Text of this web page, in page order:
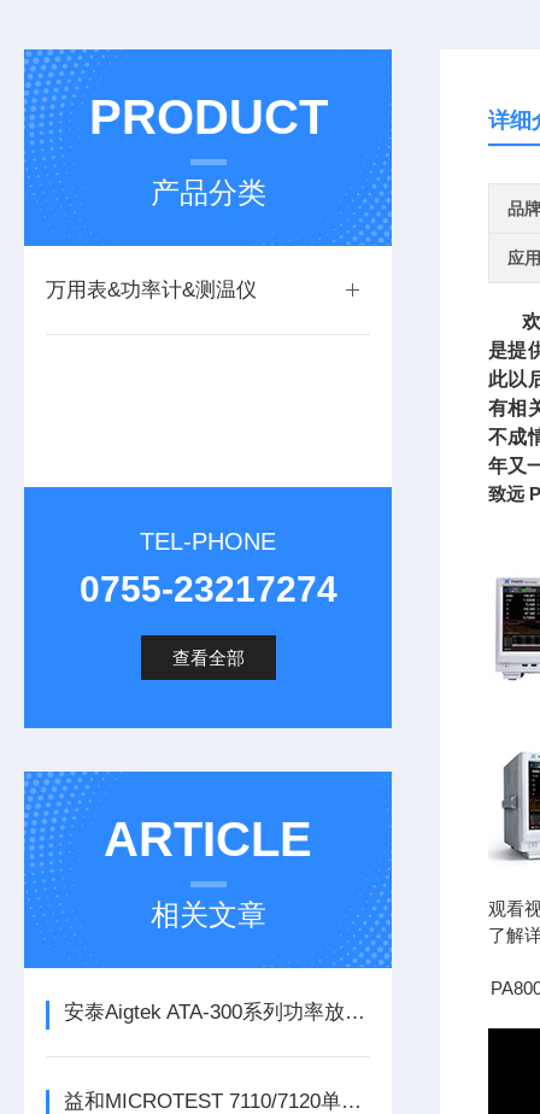
PRODUCT
产品分类
万用表&功率计&测温仪
TEL-PHONE
0755-23217274
查看全部
ARTICLE
相关文章
安泰Aigtek ATA-300系列功率放大器
益和MICROTEST 7110/7120单相功率电表
详细
品牌
应
欢
是提
此以
有相
不成
年又
致远
观看
了解